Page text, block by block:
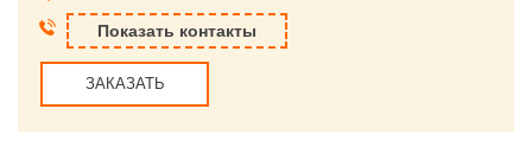
Показать контакты
ЗАКАЗАТЬ